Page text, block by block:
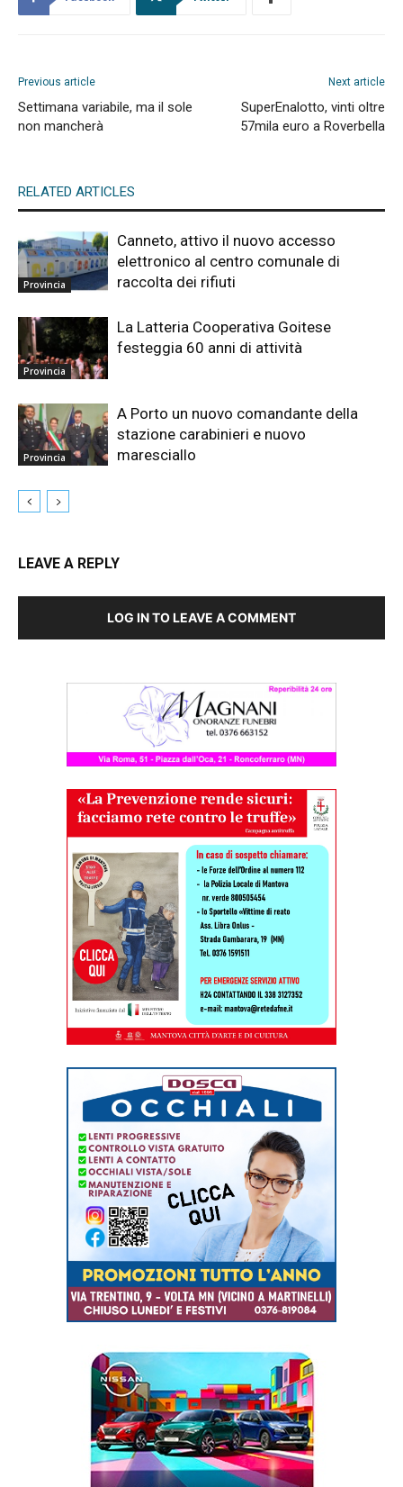
Previous article
Settimana variabile, ma il sole
non mancherà
Next article
SuperEnalotto, vinti oltre
57mila euro a Roverbella
RELATED ARTICLES
Provincia
Canneto, attivo il nuovo accesso
elettronico al centro comunale di
raccolta dei rifiuti
Provincia
La Latteria Cooperativa Goitese
festeggia 60 anni di attività
Provincia
A Porto un nuovo comandante della
stazione carabinieri e nuovo
maresciallo
LEAVE A REPLY
LOG IN TO LEAVE A COMMENT